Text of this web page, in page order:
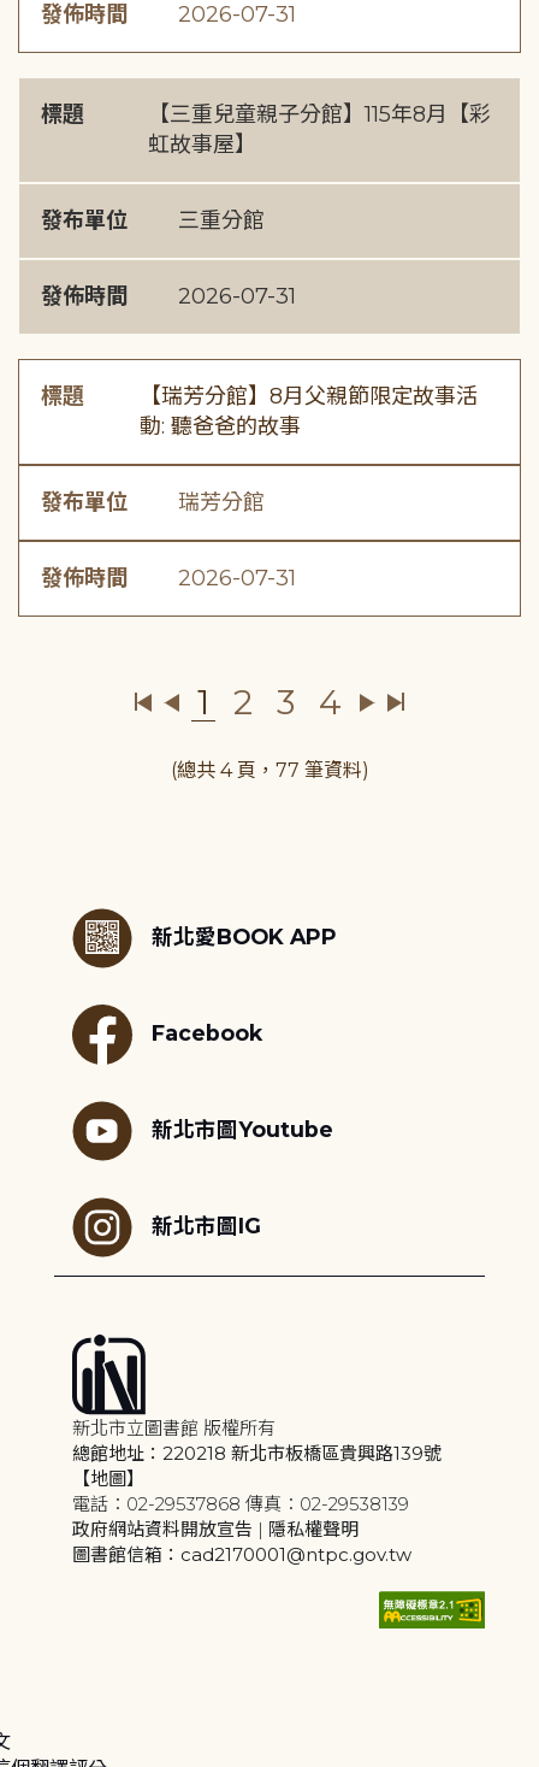
發佈時間 2026-07-31
標題
【三重兒童親子分館】115年8月【彩
虹故事屋】
發布單位 三重分館
發佈時間 2026-07-31
標題
【瑞芳分館】8月父親節限定故事活
動: 聽爸爸的故事
發布單位 瑞芳分館
發佈時間 2026-07-31
1 2 3 4
(總共 4 頁，77 筆資料)
新北愛BOOK APP
Facebook
新北市圖Youtube
新北市圖IG
新北市立圖書館 版權所有
總館地址：220218 新北市板橋區貴興路139號
【地圖】
電話：02-29537868 傳真：02-29538139
政府網站資料開放宣告 | 隱私權聲明
圖書館信箱：cad2170001@ntpc.gov.tw